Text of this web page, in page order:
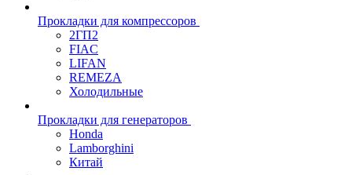
Прокладки для компрессоров
2ГП2
FIAC
LIFAN
REMEZA
Холодильные
Прокладки для генераторов
Honda
Lamborghini
Китай